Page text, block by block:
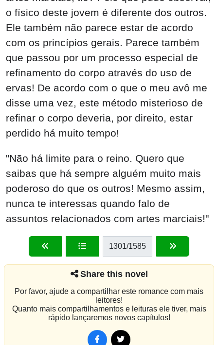
o físico deste jovem é diferente dos outros.
Ele também não parece estar de acordo
com os princípios gerais. Parece também
que passou por um processo especial de
refinamento do corpo através do uso de
ervas! De acordo com o que o meu avô me
disse uma vez, este método misterioso de
refinar o corpo deveria, por direito, estar
perdido há muito tempo!
"Não há limite para o reino. Quero que
saibas que há sempre alguém muito mais
poderoso do que os outros! Mesmo assim,
nunca te interessas quando falo de
assuntos relacionados com artes marciais!"
1301/1585
Share this novel
Por favor, ajude a compartilhar este romance com mais
leitores!
Quanto mais compartilhamentos e leituras ele tiver, mais
rápido lançaremos novos capítulos!